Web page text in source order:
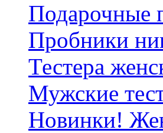
Подарочные
Пробники
Тестера
Мужские
Новинки!